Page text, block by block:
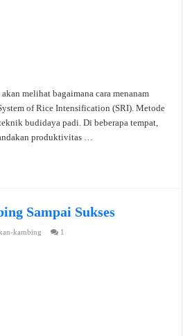
melihat bagaimana cara menanam
of Rice Intensification (SRI). Metode
budidaya padi. Di beberapa tempat,
produktivitas …
Sampai Sukses
kambing 1